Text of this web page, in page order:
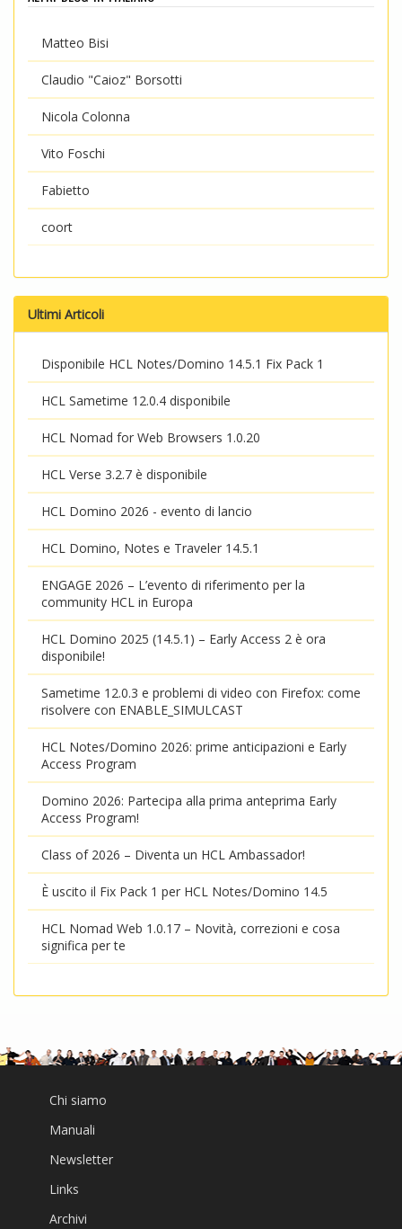
Matteo Bisi
Claudio "Caioz" Borsotti
Nicola Colonna
Vito Foschi
Fabietto
coort
Ultimi Articoli
Disponibile HCL Notes/Domino 14.5.1 Fix Pack 1
HCL Sametime 12.0.4 disponibile
HCL Nomad for Web Browsers 1.0.20
HCL Verse 3.2.7 è disponibile
HCL Domino 2026 - evento di lancio
HCL Domino, Notes e Traveler 14.5.1
ENGAGE 2026 – L’evento di riferimento per la
community HCL in Europa
HCL Domino 2025 (14.5.1) – Early Access 2 è ora
disponibile!
Sametime 12.0.3 e problemi di video con Firefox: come
risolvere con ENABLE_SIMULCAST
HCL Notes/Domino 2026: prime anticipazioni e Early
Access Program
Domino 2026: Partecipa alla prima anteprima Early
Access Program!
Class of 2026 – Diventa un HCL Ambassador!
È uscito il Fix Pack 1 per HCL Notes/Domino 14.5
HCL Nomad Web 1.0.17 – Novità, correzioni e cosa
significa per te
Chi siamo
Manuali
Newsletter
Links
Archivi